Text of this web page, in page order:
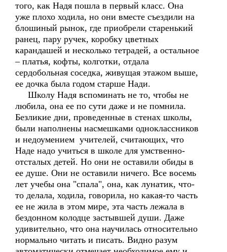
того, как Надя пошла в первый класс. Она
уже плохо ходила, но они вместе съездили на
блошиный рынок, где приобрели старенький
ранец, пару ручек, коробку цветных
карандашей и несколько тетрадей, а остальное
– платья, кофты, колготки, отдала
сердобольная соседка, живущая этажом выше,
ее дочка была годом старше Нади.
Школу Надя вспоминать не то, чтобы не
любила, она ее по сути даже и не помнила.
Безликие дни, проведенные в стенах школы,
были наполнены насмешками одноклассников
и недоумением учителей, считающих, что
Наде надо учиться в школе для умственно-
отсталых детей. Но они не оставили обиды в
ее душе. Они не оставили ничего. Все восемь
лет учебы она "спала", она, как лунатик, что-
то делала, ходила, говорила, но какая-то часть
ее не жила в этом мире, эта часть лежала в
бездонном колодце застывшей души. Даже
удивительно, что она научилась относительно
нормально читать и писать. Видно разум